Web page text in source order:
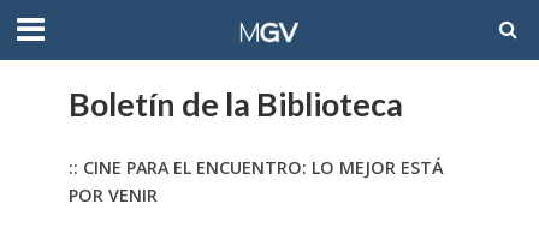
Boletín de la Biblioteca
:: CINE PARA EL ENCUENTRO: LO MEJOR ESTÁ
POR VENIR